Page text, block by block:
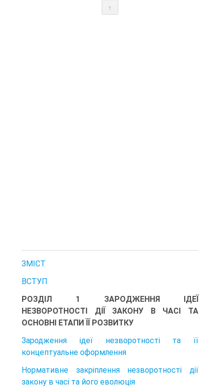
↑
ЗМІСТ
ВСТУП
РОЗДІЛ 1 ЗАРОДЖЕННЯ ІДЕЇ
НЕЗВОРОТНОСТІ ДІЇ ЗАКОНУ В ЧАСІ ТА
ОСНОВНІ ЕТАПИ ЇЇ РОЗВИТКУ
Зародження ідеї незворотності та її
концептуальне оформлення
Нормативне закріплення незворотності дії
закону в часі та його еволюція